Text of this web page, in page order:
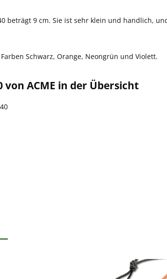
beträgt 9 cm. Sie ist sehr klein und handlich,
Schwarz, Orange, Neongrün und Violett.
ACME in der Übersicht